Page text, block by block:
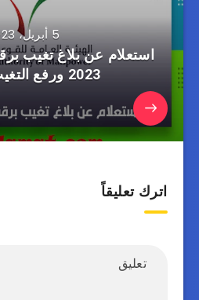
5 أبريل، 2023
استعلام عن بلاغ تغيب
2023 ورفع التغيب الكيدي
اترك تعليقاً